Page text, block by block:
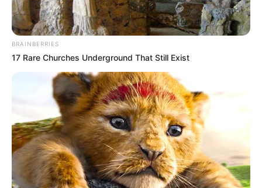
Marco mengikuti ajang the unit, dan berhasil debut diUNB.
Ryoo Seung Bum dan Kid Ink adalah panutannya.
Berteman dengan Suzy.
Suka mengumpulkan perhiasan emas. Pada tahun 2020, ia
melakukan kolaborasi dengan Kyu Hyuk dan Ji San yang juga
mantan anggota H.B.Y.
2. Taro
BRAINBERRIES
17 Rare Churches Underground That Still Exist